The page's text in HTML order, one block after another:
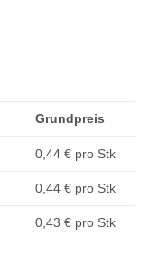
Grundpreis
0,44 € pro Stk
0,44 € pro Stk
0,43 € pro Stk